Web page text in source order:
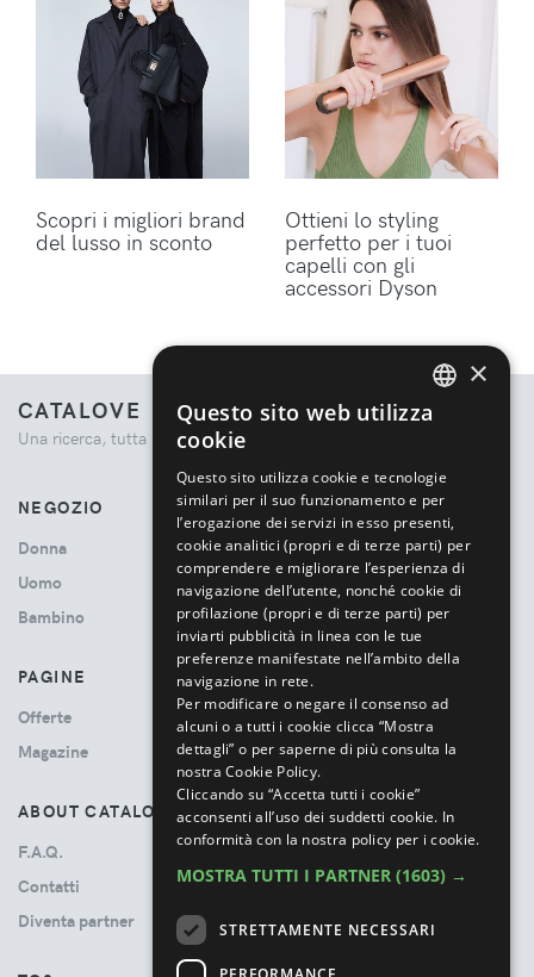
Scopri i migliori brand
del lusso in sconto
Ottieni lo styling
perfetto per i tuoi
capelli con gli
accessori Dyson
CATALOVE
Una ricerca, tutta la moda.
NEGOZIO
Donna
Uomo
Bambino
PAGINE
Offerte
Magazine
ABOUT CATALOVE
F.A.Q.
Contatti
Diventa partner
×
Questo sito web utilizza
cookie
Questo sito utilizza cookie e tecnologie
similari per il suo funzionamento e per
l’erogazione dei servizi in esso presenti,
cookie analitici (propri e di terze parti) per
comprendere e migliorare l’esperienza di
navigazione dell’utente, nonché cookie di
profilazione (propri e di terze parti) per
inviarti pubblicità in linea con le tue
preferenze manifestate nell’ambito della
navigazione in rete.
Per modificare o negare il consenso ad
alcuni o a tutti i cookie clicca “Mostra
dettagli” o per saperne di più consulta la
nostra Cookie Policy.
Cliccando su “Accetta tutti i cookie”
acconsenti all’uso dei suddetti cookie. In
conformità con la nostra policy per i cookie.
MOSTRA TUTTI I PARTNER (1603) →
STRETTAMENTE NECESSARI